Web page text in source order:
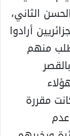
الثاني،
أرادوا
منهم
مقررة